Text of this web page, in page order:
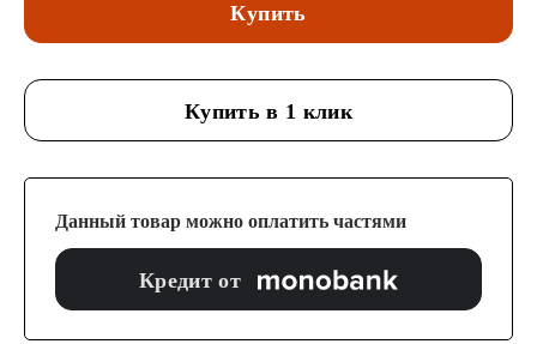
Купить
Купить в 1 клик
Данный товар можно оплатить частями
Кредит от